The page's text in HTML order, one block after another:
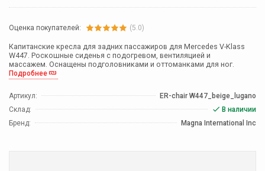
Оценка покупателей: (5.0)
Капитанские кресла для задних пассажиров для Mercedes V-Klass
W447. Роскошные сиденья с подогревом, вентиляцией и
массажем. Оснащены подголовниками и оттоманками для ног.
Подробнее
Артикул:
ER-chair W447_beige_lugano
Склад:
В наличии
Бренд:
Magna International Inc